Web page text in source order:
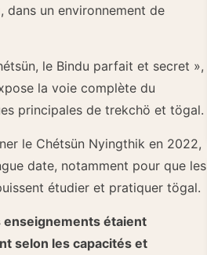
dans un environnement de
le Bindu parfait et secret »,
la voie complète du
principales de trekchö et tögal.
le Chétsün Nyingthik en 2022,
date, notamment pour que les
étudier et pratiquer tögal.
étaient
selon les capacités et